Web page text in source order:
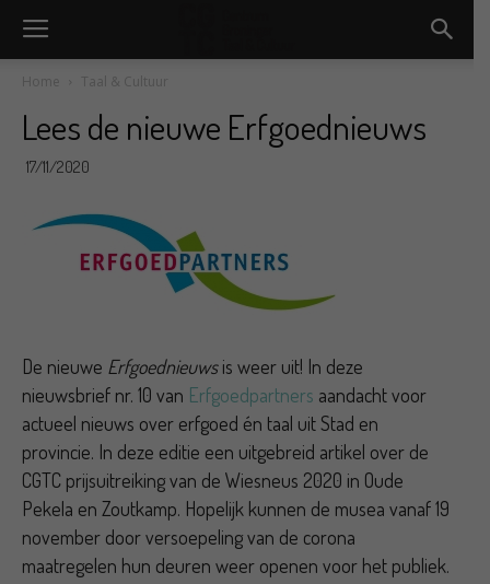
Home Taal & Cultuur
Lees de nieuwe Erfgoednieuws
17/11/2020
De nieuwe Erfgoednieuwsis weer uit! In deze
nieuwsbrief nr. 10 van Erfgoedpartners aandacht voor
actueel nieuws over erfgoed én taal uit Stad en
provincie. In deze editie een uitgebreid artikel over de
CGTC prijsuitreiking van de Wiesneus 2020 in Oude
Pekela en Zoutkamp. Hopelijk kunnen de musea vanaf 19
november door versoepeling van de corona
maatregelen hun deuren weer openen voor het publiek.